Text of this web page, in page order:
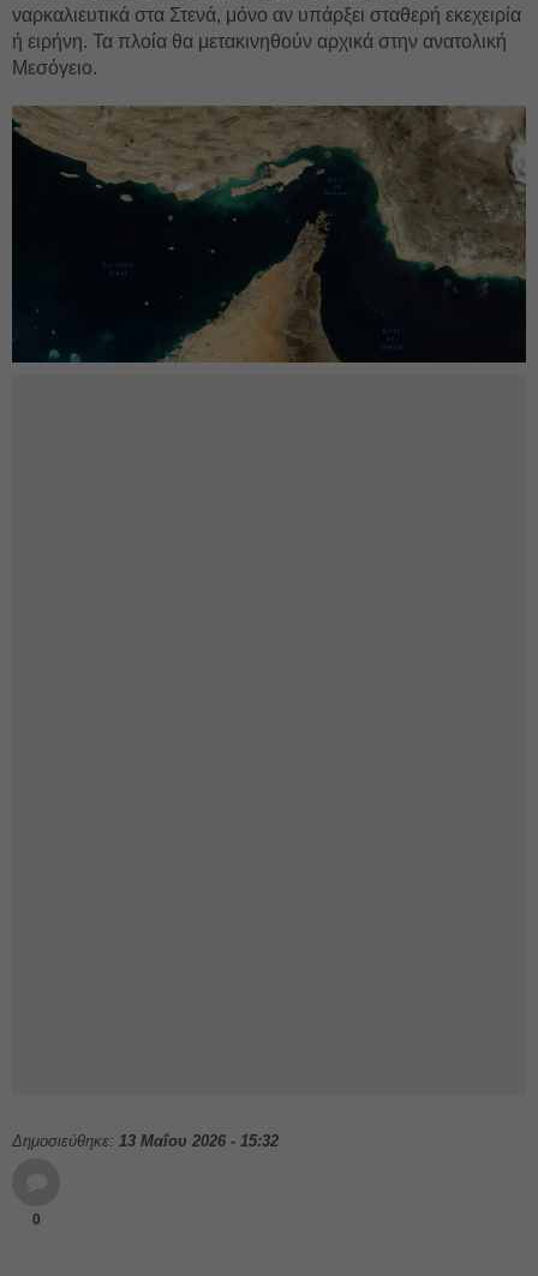
ναρκαλιευτικά στα Στενά, μόνο αν υπάρξει σταθερή εκεχειρία
ή ειρήνη. Τα πλοία θα μετακινηθούν αρχικά στην ανατολική
Μεσόγειο.
Δημοσιεύθηκε: 13 Μαΐου 2026 - 15:32
0